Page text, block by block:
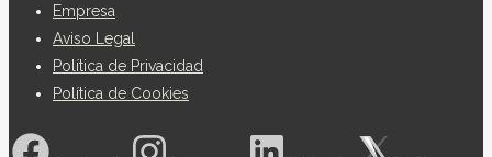
Empresa
Aviso Legal
Política de Privacidad
Política de Cookies